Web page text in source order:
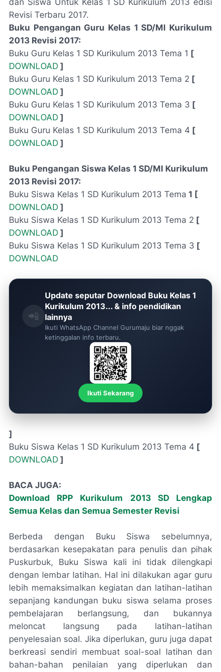
dan Siswa Untuk Kelas 1 SD Kurikulum 2013 edisi
Revisi Terbaru 2017.
Buku Pengangan Guru Kelas 1 SD/MI Kurikulum
2013 Revisi 2017:
Buku Guru Kelas 1 SD Kurikulum 2013 Tema 1 [
DOWNLOAD ]
Buku Guru Kelas 1 SD Kurikulum 2013 Tema 2 [
DOWNLOAD ]
Buku Guru Kelas 1 SD Kurikulum 2013 Tema 3 [
DOWNLOAD ]
Buku Guru Kelas 1 SD Kurikulum 2013 Tema 4 [
DOWNLOAD ]
Buku Pengangan Siswa Kelas 1 SD/MI Kurikulum
2013 Revisi 2017:
Buku Siswa Kelas 1 SD Kurikulum 2013 Tema 1 [
DOWNLOAD ]
Buku Siswa Kelas 1 SD Kurikulum 2013 Tema 2 [
DOWNLOAD ]
Buku Siswa Kelas 1 SD Kurikulum 2013 Tema 3 [
DOWNLOAD
📲
Update seputar Download Buku Kelas 1
Kurikulum 2013... & info pendidikan
lainnya
Ikuti WhatsApp Channel Gurumaju biar nggak
ketinggalan info terbaru.
Ikuti Sekarang
]
Buku Siswa Kelas 1 SD Kurikulum 2013 Tema 4 [
DOWNLOAD ]
BACA JUGA:
Download RPP Kurikulum 2013 SD Lengkap
Semua Kelas dan Semua Semester Revisi
Berbeda dengan Buku Siswa sebelumnya,
berdasarkan kesepakatan para penulis dan pihak
Puskurbuk, Buku Siswa kali ini tidak dilengkapi
dengan lembar latihan. Hal ini dilakukan agar guru
lebih memaksimalkan kegiatan dan latihan-latihan
sepanjang kandungan buku siswa selama proses
pembelajaran berlangsung, dan bukannya
meloncat langsung pada latihan-latihan
penyelesaian soal. Jika diperlukan, guru juga dapat
berkreasi sendiri membuat soal-soal latihan dan
bahan-bahan penilaian yang diperlukan dan